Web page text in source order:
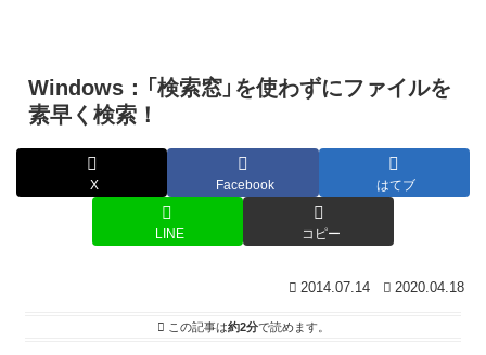
Windows：「検索窓」を使わずにファイルを
素早く検索！
X Facebook はてブ
LINE コピー
2014.07.14 2020.04.18
この記事は約2分で読めます。